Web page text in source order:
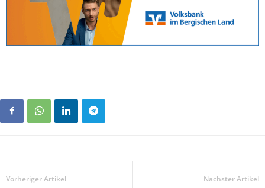
Vorheriger Artikel Nächster Artikel